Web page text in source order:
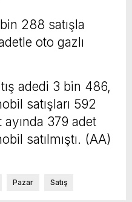
288 satışla
oto gazlı
adedi 3 bin 486,
satışları 592
ayında 379 adet
satılmıştı. (AA)
Pazar Satış